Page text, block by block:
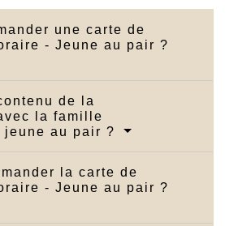
une carte de
- Jeune au pair ?
de la
la famille
au pair ?
la carte de
- Jeune au pair ?